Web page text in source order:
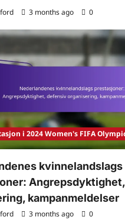
3 months ago 0
i 2024 Women's FIFA
kvinnelandslags
kampanmeldelser
3 months ago 0